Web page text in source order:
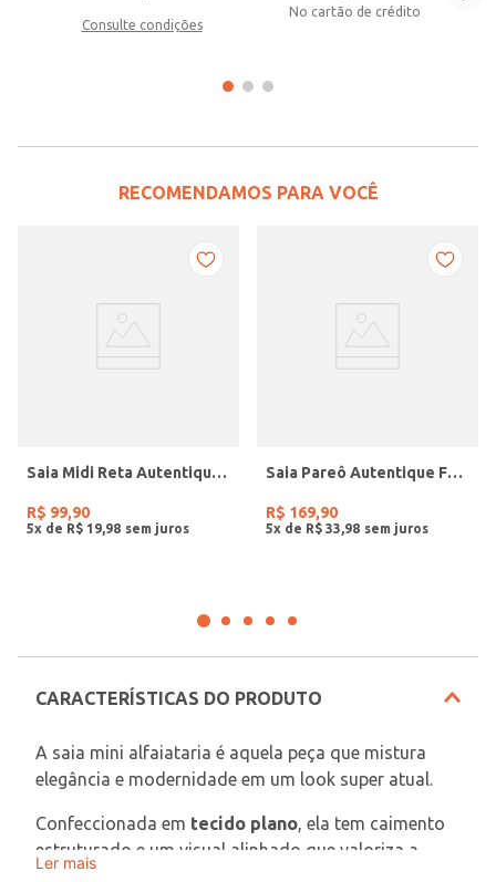
Consulte condições
No cartão de crédito
RECOMENDAMOS PARA VOCÊ
Saia Midi Reta Autentique Feminina MARROM
R$ 99,90
5x de R$ 19 98
Saia Pareô Autentique Feminina PRETO
R$ 169,90
5x de R$ 33 98
CARACTERÍSTICAS DO PRODUTO
A saia mini alfaiataria é aquela peça que mistura
elegância e modernidade em um look super atual.
Confeccionada em tecido plano , ela tem caimento
estruturado e um visual alinhado que valoriza a
silhueta com muito estilo. O comprimento curto
Ler mais